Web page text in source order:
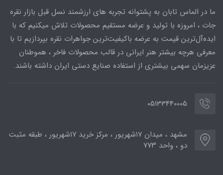
ما در الماس تابان به پشتوانه تجربه های ارزشمند نسل قبل بازار نقره
جات ، امروزه با تولید و عرضه مستقیم محصولات تلاش میکنیم که با
ایده‌آل‌ترین قیمت به عرضه باکیفیت‌ترین جواهرات نقره بپردازیم تا با
معرفی هرچه بیشتر هنر ایرانی در قالب محصولات فاخر ، هموطنان
عزیزمان سهمی بیشتری از استفاده صنایع دستی ایران داشته باشند.
05133440005
مشهد ، میدان ۱۷شهریور ، مرکز خرید ۱۷شهریور ، طبقه مثبت
دو ، واحد ۷۷۳